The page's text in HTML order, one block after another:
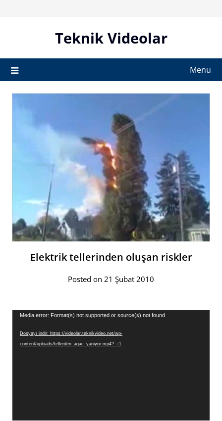
Teknik Videolar
Menu
Elektrik tellerinden oluşan riskler
Posted on 21 Şubat 2010
Video
Media error: Format(s) not supported or source(s) not found
Dosyayı indir: https://videolar.teknikvideo.net/wp-
content/uploads/tellerden_agac_yaniyor.mp4?_=1